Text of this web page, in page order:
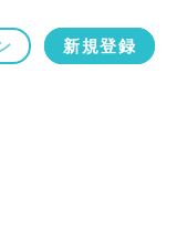
新規登録